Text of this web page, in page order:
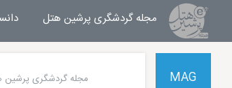
مجله گردشگری پرشین هتل مجله
MAG مجله گردشگری پرشین